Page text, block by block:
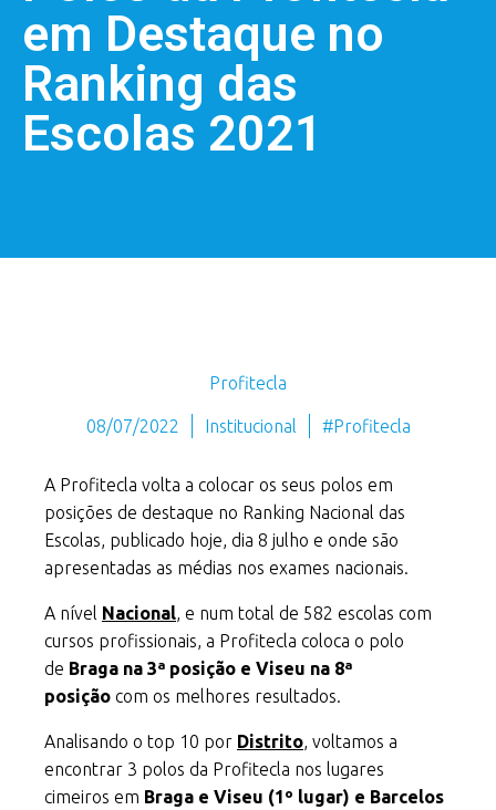
em Destaque no
Ranking das
Escolas 2021
Profitecla
08/07/2022 Institucional #Profitecla
A Profitecla volta a colocar os seus polos em
posições de destaque no Ranking Nacional das
Escolas, publicado hoje, dia 8 julho e onde são
apresentadas as médias nos exames nacionais.
A nível Nacional, e num total de 582 escolas com
cursos profissionais, a Profitecla coloca o polo
de Braga na 3ª posição e Viseu na 8ª
posição com os melhores resultados.
Analisando o top 10 por Distrito, voltamos a
encontrar 3 polos da Profitecla nos lugares
cimeiros em Braga e Viseu (1º lugar) e Barcelos